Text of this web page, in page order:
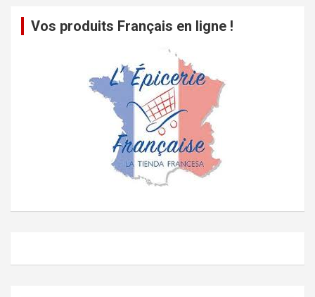
Vos produits Français en ligne !